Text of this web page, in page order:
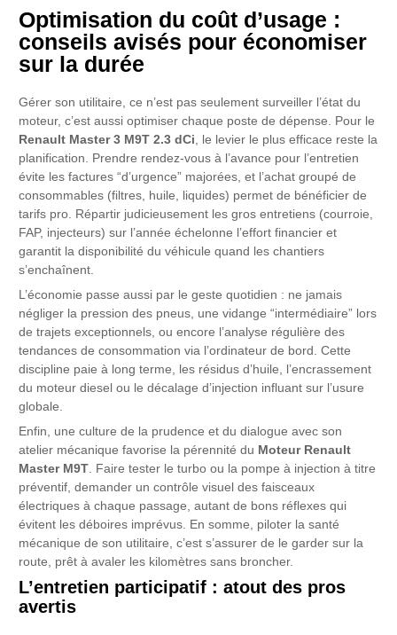
Optimisation du coût d’usage :
conseils avisés pour économiser
sur la durée
Gérer son utilitaire, ce n’est pas seulement surveiller l’état du
moteur, c’est aussi optimiser chaque poste de dépense. Pour le
Renault Master 3 M9T 2.3 dCi, le levier le plus efficace reste la
planification. Prendre rendez-vous à l’avance pour l’entretien
évite les factures “d’urgence” majorées, et l’achat groupé de
consommables (filtres, huile, liquides) permet de bénéficier de
tarifs pro. Répartir judicieusement les gros entretiens (courroie,
FAP, injecteurs) sur l’année échelonne l’effort financier et
garantit la disponibilité du véhicule quand les chantiers
s’enchaînent.
L’économie passe aussi par le geste quotidien : ne jamais
négliger la pression des pneus, une vidange “intermédiaire” lors
de trajets exceptionnels, ou encore l’analyse régulière des
tendances de consommation via l’ordinateur de bord. Cette
discipline paie à long terme, les résidus d’huile, l’encrassement
du moteur diesel ou le décalage d’injection influant sur l’usure
globale.
Enfin, une culture de la prudence et du dialogue avec son
atelier mécanique favorise la pérennité du Moteur Renault
Master M9T . Faire tester le turbo ou la pompe à injection à titre
préventif, demander un contrôle visuel des faisceaux
électriques à chaque passage, autant de bons réflexes qui
évitent les déboires imprévus. En somme, piloter la santé
mécanique de son utilitaire, c’est s’assurer de le garder sur la
route, prêt à avaler les kilomètres sans broncher.
L’entretien participatif : atout des pros
avertis